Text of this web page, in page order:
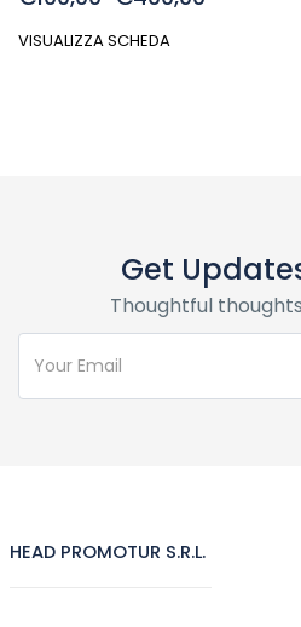
VISUALIZZA SCHEDA
Get
Thoughtful
HEAD PROMOTUR S.R.L.